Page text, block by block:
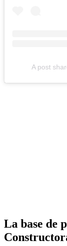
A post
La base de